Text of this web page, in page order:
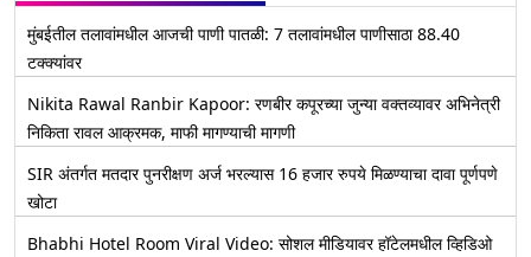
मुंबईतील तलावांमधील आजची पाणी पातळी: 7 तलावांमधील पाणीसाठा 88.40
टक्क्यांवर
Nikita Rawal Ranbir Kapoor: रणबीर कपूरच्या जुन्या वक्तव्यावर अभिनेत्री
निकिता रावल आक्रमक, माफी मागण्याची मागणी
SIR अंतर्गत मतदार पुनरीक्षण अर्ज भरल्यास 16 हजार रुपये मिळण्याचा दावा पूर्णपणे
खोटा
Bhabhi Hotel Room Viral Video: सोशल मीडियावर हॉटेलमधील व्हिडिओ